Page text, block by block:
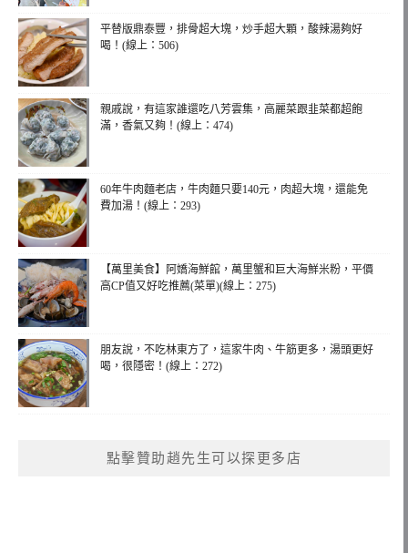
平替版鼎泰豐，排骨超大塊，炒手超大顆，酸辣湯夠好
喝！(線上：506)
親戚說，有這家誰還吃八芳雲集，高麗菜跟韭菜都超飽
滿，香氣又夠！(線上：474)
60年牛肉麵老店，牛肉麵只要140元，肉超大塊，還能免
費加湯！(線上：293)
【萬里美食】阿嬌海鮮館，萬里蟹和巨大海鮮米粉，平價
高CP值又好吃推薦(菜單)(線上：275)
朋友說，不吃林東方了，這家牛肉、牛筋更多，湯頭更好
喝，很隱密！(線上：272)
點擊贊助趙先生可以探更多店